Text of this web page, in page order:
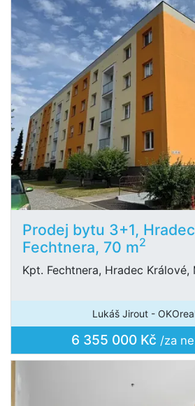
Prodej bytu 3+1,
Fechtnera, 70 m2
Kpt. Fechtnera, Hradec Králové,
Lukáš Jirout -
6 355 000 Kč /za